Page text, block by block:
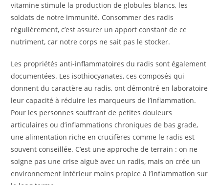
vitamine stimule la production de globules blancs, les
soldats de notre immunité. Consommer des radis
régulièrement, c’est assurer un apport constant de ce
nutriment, car notre corps ne sait pas le stocker.
Les propriétés anti-inflammatoires du radis sont également
documentées. Les isothiocyanates, ces composés qui
donnent du caractère au radis, ont démontré en laboratoire
leur capacité à réduire les marqueurs de l’inflammation.
Pour les personnes souffrant de petites douleurs
articulaires ou d’inflammations chroniques de bas grade,
une alimentation riche en crucifères comme le radis est
souvent conseillée. C’est une approche de terrain : on ne
soigne pas une crise aiguë avec un radis, mais on crée un
environnement intérieur moins propice à l’inflammation sur